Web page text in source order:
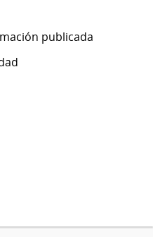
publicada